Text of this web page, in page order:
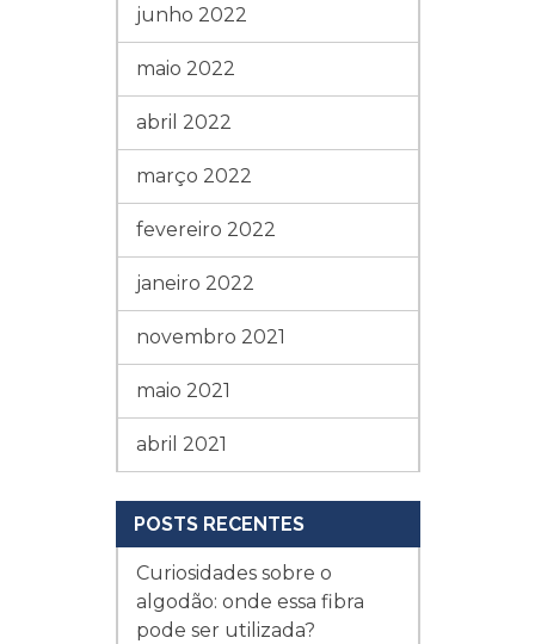
junho 2022
maio 2022
abril 2022
março 2022
fevereiro 2022
janeiro 2022
novembro 2021
maio 2021
abril 2021
POSTS RECENTES
Curiosidades sobre o
algodão: onde essa fibra
pode ser utilizada?